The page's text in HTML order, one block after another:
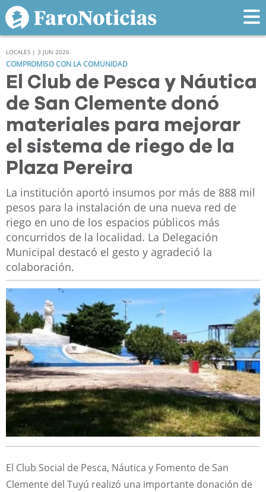
LOCALES | 3 JUN 2026
COMPROMISO CON LA COMUNIDAD
El Club de Pesca y Náutica
de San Clemente donó
materiales para mejorar
el sistema de riego de la
Plaza Pereira
La institución aportó insumos por más de 888 mil
pesos para la instalación de una nueva red de
riego en uno de los espacios públicos más
concurridos de la localidad. La Delegación
Municipal destacó el gesto y agradeció la
colaboración.
El Club Social de Pesca, Náutica y Fomento de San
Clemente del Tuyú realizó una importante donación de